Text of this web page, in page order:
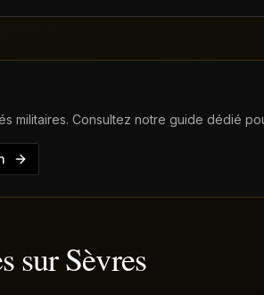
militaires. Consultez notre guide dédié
surSèvres